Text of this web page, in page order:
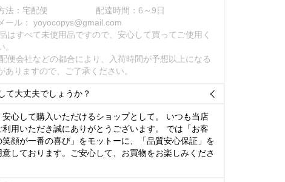
法：宅配便
配達時間：6～9日
ール： yoyocopys@gmail.com
はすべて未使用品ですので、安心して買ってご使用く
。
便会社などの都合により、入荷時間が予想以上になる
ありますので、ご了承ください。
て大丈夫でしょうか？ 
安心して購入いただけるショップとして。 いつも当店
利用いただき誠にありがとうございます。 では「お客
笑顔が一番の喜び」をモットーに、「品質安心保証」を
意しております。ご安心して、お買物をお楽しみくださ